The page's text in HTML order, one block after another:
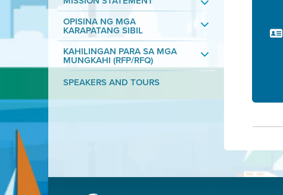
OPISINA NG MGA
KARAPATANG SIBIL
KAHILINGAN PARA SA MGA
MUNGKAHI (RFP/RFQ)
SPEAKERS AND TOURS